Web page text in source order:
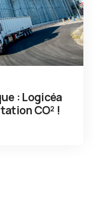
: Logicéa
CO² !